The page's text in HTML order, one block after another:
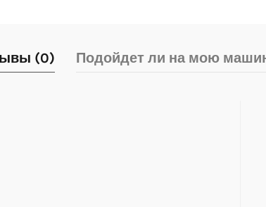
(0) Подойдет ли на мою